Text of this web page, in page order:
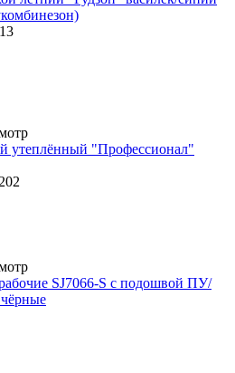
утеплённый "Профессионал"
SJ7066-S с подошвой ПУ/